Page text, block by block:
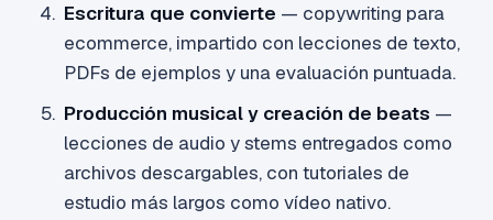
Escritura que convierte — copywriting para
ecommerce, impartido con lecciones de texto,
PDFs de ejemplos y una evaluación puntuada.
Producción musical y creación de beats —
lecciones de audio y stems entregados como
archivos descargables, con tutoriales de
estudio más largos como vídeo nativo.